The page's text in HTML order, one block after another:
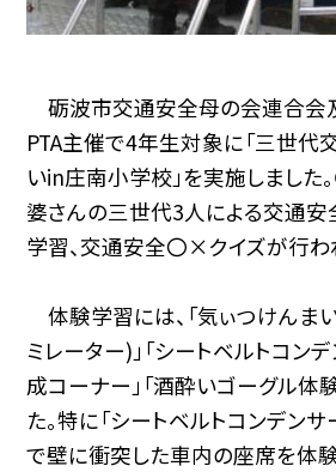
砺波市交通安全母の会連合会
PTA主催で4年生対象に「三世代
いin庄南小学校」を実施しました
婆さんの三世代3人による交通安
学習、交通安全〇×クイズが行わ
体験学習には、「気ぃつけんま
ミレーター)」「シートベルトコン
成コーナー」「酒酔いゴーグル体
た。特に「シートベルトコンデンサ
で壁に衝突した車内の座席を体